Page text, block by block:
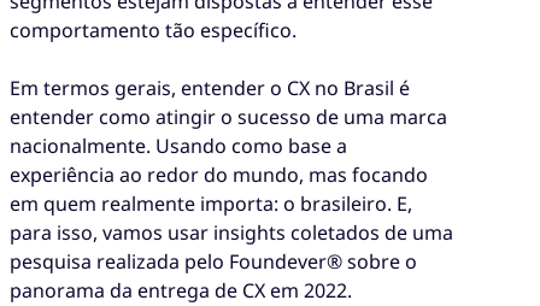
comportamento tão específico.
Em termos gerais, entender o CX no Brasil é
entender como atingir o sucesso de uma marca
nacionalmente. Usando como base a
experiência ao redor do mundo, mas focando
em quem realmente importa: o brasileiro. E,
para isso, vamos usar insights coletados de uma
pesquisa realizada pelo Foundever® sobre o
panorama da entrega de CX em 2022.